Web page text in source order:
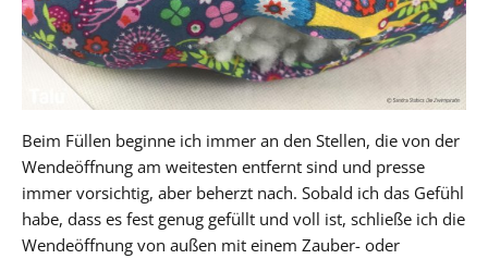
Beim Füllen beginne ich immer an den Stellen, die von der
Wendeöffnung am weitesten entfernt sind und presse
immer vorsichtig, aber beherzt nach. Sobald ich das Gefühl
habe, dass es fest genug gefüllt und voll ist, schließe ich die
Wendeöffnung von außen mit einem Zauber- oder